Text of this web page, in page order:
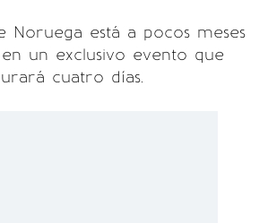
Noruega está a pocos meses
un exclusivo evento que
cuatro días.